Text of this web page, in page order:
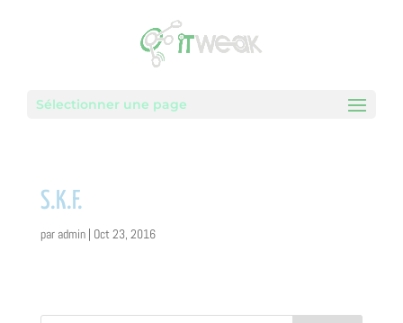
Sélectionner une page
S.K.F.
par admin| Oct 23, 2016